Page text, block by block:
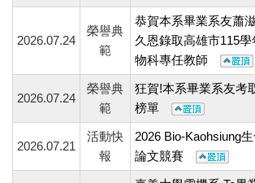
2026.07.24
榮譽典
範
恭賀本系畢業系友蕭
久恩錄取高雄市115
物科專任教師
2026.07.24
榮譽典
範
狂賀!本系畢業系友考
榜單
2026.07.21
活動快
報
2026 Bio-Kaohsiung
論文競賽